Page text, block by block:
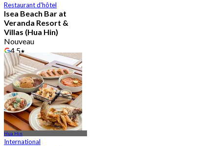
Restaurant d'hôtel
Isea Beach Bar at
Veranda Resort &
Villas (Hua Hin)
Nouveau
4.5
De฿ 837.5
Hua Hin
International